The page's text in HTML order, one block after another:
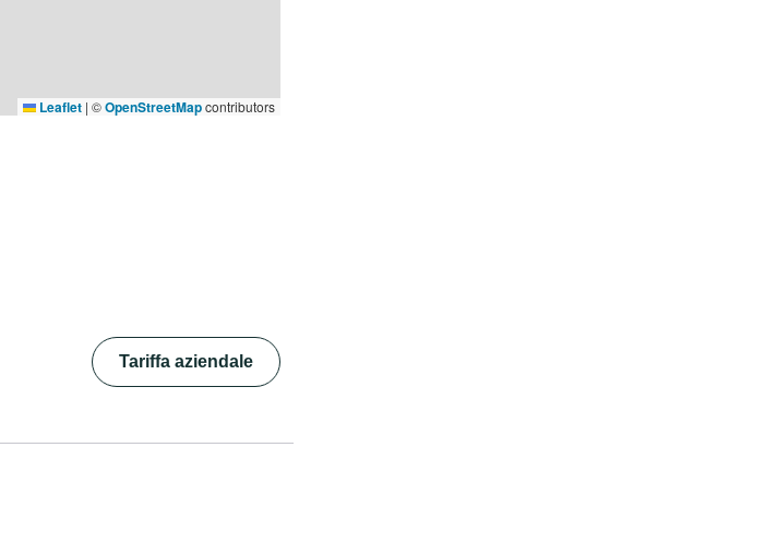
Leaflet | ©OpenStreetMapcontributors
Tariffa aziendale